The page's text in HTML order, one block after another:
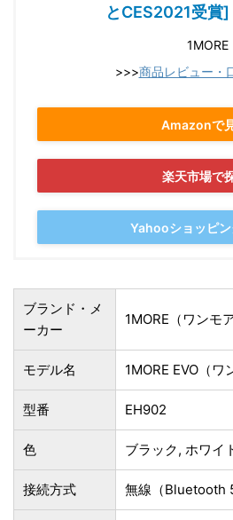
とCES2021受賞
1MORE
>>>商品レビュー・
Amazonで
楽天市場で
Yahooショッピ
ブランド・メ
ーカー
1MORE（ワンモア
モデル名 1MORE EVO（ワ
型番 ‎EH902
色 ブラック, ホワイ
接続方式 無線（Bluetooth